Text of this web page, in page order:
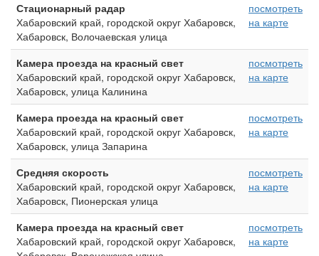
Стационарный радар
Хабаровский край, городской округ Хабаровск,
Хабаровск, Волочаевская улица
посмотреть
на карте
Камера проезда на красный свет
Хабаровский край, городской округ Хабаровск,
Хабаровск, улица Калинина
посмотреть
на карте
Камера проезда на красный свет
Хабаровский край, городской округ Хабаровск,
Хабаровск, улица Запарина
посмотреть
на карте
Средняя скорость
Хабаровский край, городской округ Хабаровск,
Хабаровск, Пионерская улица
посмотреть
на карте
Камера проезда на красный свет
Хабаровский край, городской округ Хабаровск,
посмотреть
на карте